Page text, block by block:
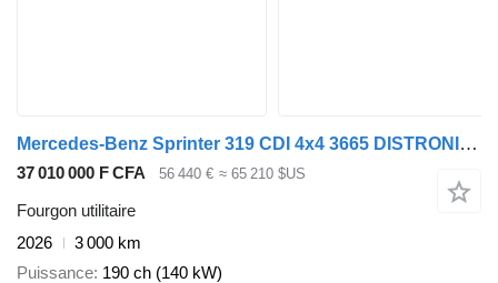
Mercedes-Benz Sprinter 319 CDI 4x4 3665 DISTRONIC AHK LED
37 010 000 F CFA 56 440 € ≈ 65 210 $US
Fourgon utilitaire
2026
3 000 km
Puissance 190 ch (140 kW)